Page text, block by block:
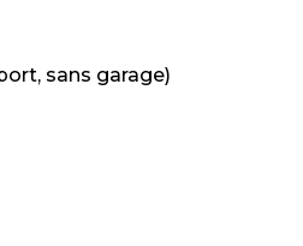
sans garage)